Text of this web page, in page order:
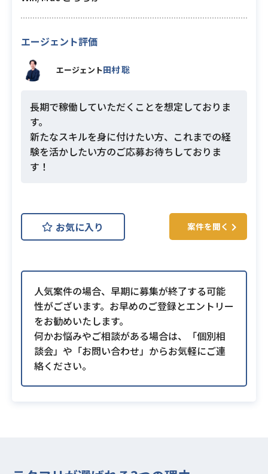
エージェント評価
エージェント田村 聡
長期で稼働していただくことを想定しておりま
す。
新たなスキルを身に付けたい方、これまでの経
験を活かしたい方のご応募お待ちしておりま
す！
お気に入り 案件を聞く
人気案件の場合、早期に募集が終了する可能
性がございます。お早めのご登録とエントリー
をお勧めいたします。
何かお悩みやご相談がある場合は、「個別相
談会」や「お問い合わせ」からお気軽にご連
絡ください。